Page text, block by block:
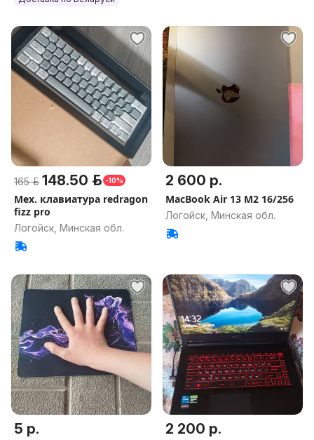
165 р. 148.50 р. -10%
Мех. клавиатура redragon
fizz pro
Логойск, Минская обл.
2 600 р.
MacBook Air 13 M2 16/256
Логойск, Минская обл.
5 р. 2 200 р.